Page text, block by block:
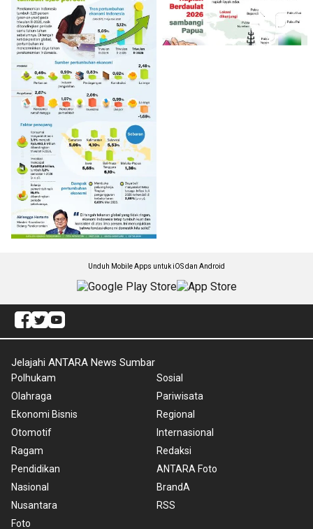
Unduh Mobile Apps untuk iOS dan Android
Jelajahi ANTARA News Sumbar
Polhukam
Olahraga
Ekonomi Bisnis
Otomotif
Ragam
Pendidikan
Nasional
Nusantara
Foto
Sosial
Pariwisata
Regional
Internasional
Redaksi
ANTARA Foto
BrandA
RSS